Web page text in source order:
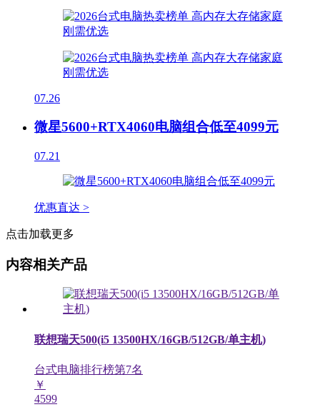
07.26
微星5600+RTX4060电脑组合低至4099元
07.21
优惠直达 >
点击加载更多
内容相关产品
联想瑞天500(i5 13500HX/16GB/512GB/单主机)
台式电脑排行榜第7名
￥
4599